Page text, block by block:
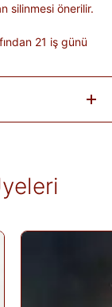
silinmesi önerilir.
21 iş günü
Ayıplı ürünler,
sürece iade
ürün
takdirde 10
için lütfen